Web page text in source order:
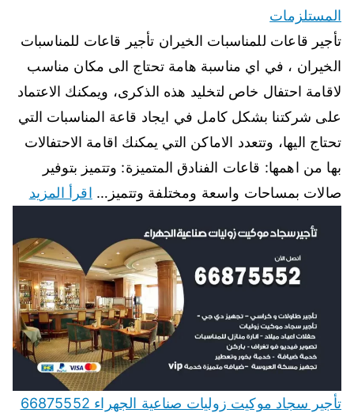
المستلزمات
تأجير قاعات للمناسبات الخيران تأجير قاعات للمناسبات
الخيران ، في اي مناسبة هامة تحتاج الى مكان مناسب
لاقامة احتفال خاص لتخليد هذه الذكرى، ويمكنك الاعتماد
على شركتنا بشكل كامل في ايجاد قاعة المناسبات التي
تحتاج اليها، وتتعدد الاماكن التي يمكنك اقامة الاحتفالات
بها من اهمها: قاعات الفنادق المتميزة: وتتميز بتوفير
صالات بمساحات واسعة ومختلفة وتتميز… اقرأ المزيد
تأجير سجاد موكيت زوليات صناعية الجهراء 66875552